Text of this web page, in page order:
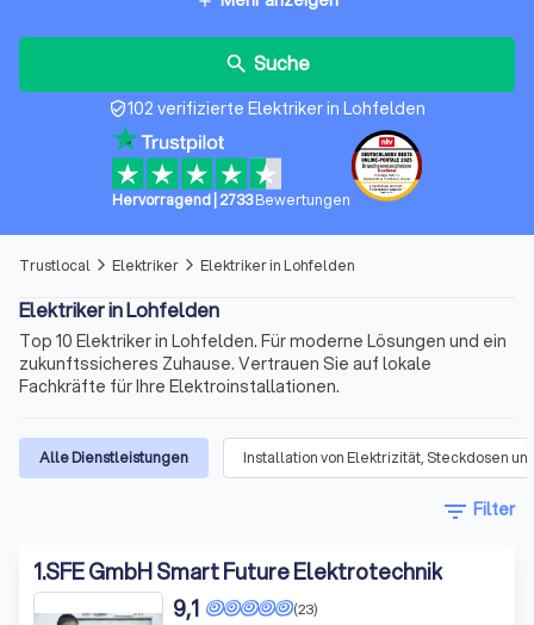
search Suche
verified_user102 verifizierte Elektriker in Lohfelden
Hervorragend| 2733 Bewertungen
Trustlocal arrow_forward_ios Elektriker arrow_forward_ios Elektriker in Lohfelden
Elektriker in Lohfelden
Top 10 Elektriker in Lohfelden. Für moderne Lösungen und ein
zukunftssicheres Zuhause. Vertrauen Sie auf lokale
Fachkräfte für Ihre Elektroinstallationen.
Alle Dienstleistungen Installation von Elektrizität, Steckdosen
filter_list Filter
1.SFE GmbH Smart Future Elektrotechnik
(23)
9,1